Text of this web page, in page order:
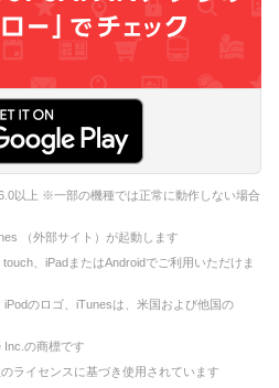
以上 ※一部の機種では正常に動作しない場合
（外部サイト）が起動します
、iPadまたはAndroidでご利用いただけま
のロゴ、iTunesは、米国および他国の
Inc.の商標です
ライセンスに基づき使用されています